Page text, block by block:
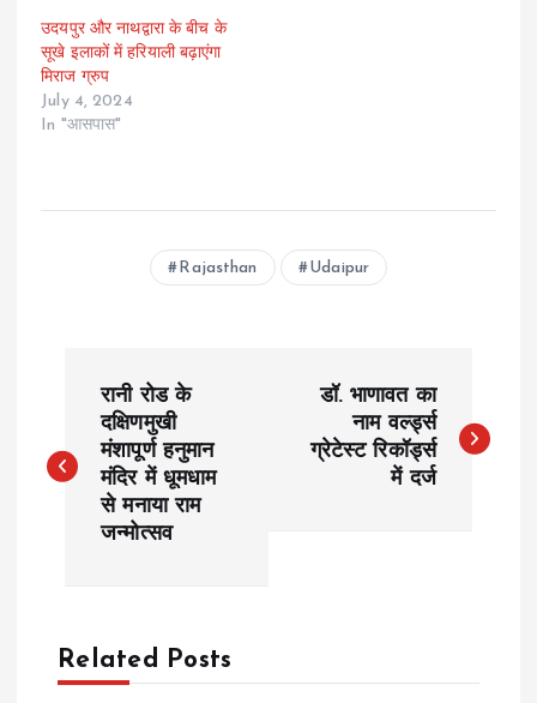
उदयपुर और नाथद्वारा के बीच के
सूखे इलाकों में हरियाली बढ़ाएंगा
मिराज ग्रुप
July 4, 2024
In "आसपास"
Rajasthan Udaipur
s
a
रानी रोड के
दक्षिणमुखी
मंशापूर्ण हनुमान
मंदिर में धूमधाम
से मनाया राम
जन्मोत्सव
डॉ. भाणावत का
नाम वर्ल्ड्स
ग्रेटेस्ट रिकॉर्ड्स
में दर्ज
Related Posts